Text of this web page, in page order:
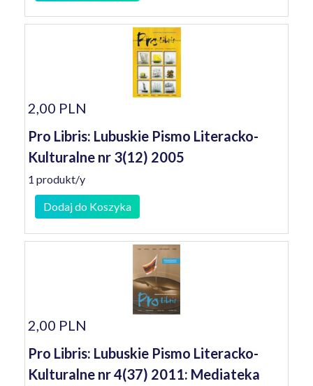
2,00 PLN
Pro Libris: Lubuskie Pismo Literacko-
Kulturalne nr 3(12) 2005
1 produkt/y
Dodaj do Koszyka
2,00 PLN
Pro Libris: Lubuskie Pismo Literacko-
Kulturalne nr 4(37) 2011: Mediateka